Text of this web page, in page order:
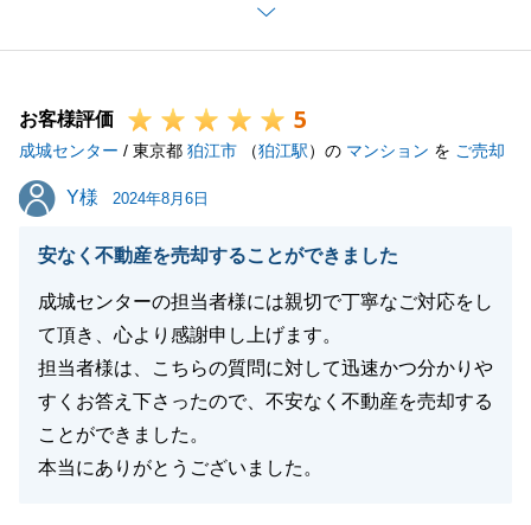
業者様とでワンチームで取り組み、無事にお住み替え
が完了出来ました。
K様のお住み替えに携われたことを非常に誇らしく思
っております。
今後もお困りごとがございましたらご連絡ください。
何卒宜しくお願い申し上げます。
閉じる
お客様評価 5
成城センター / 東京都 狛江市 （狛江駅）の マンション を ご売却
Y様
Y様 2024年8月6日
安なく不動産を売却することができました
成城センターの担当者様には親切で丁寧なご対応をし
て頂き、心より感謝申し上げます。
担当者様は、こちらの質問に対して迅速かつ分かりや
すくお答え下さったので、不安なく不動産を売却する
ことができました。
本当にありがとうございました。